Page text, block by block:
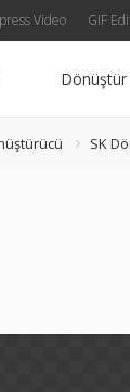
Video GIF
Dönüştür
SK